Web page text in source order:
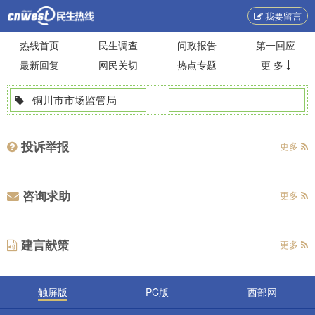
我要留言
热线首页 民生调查 问政报告
第一回应
最新回复
网民关切 热点专题 更 多
铜川市市场监管局
投诉举报 更多
咨询求助 更多
建言献策 更多
触屏版 PC版 西部网